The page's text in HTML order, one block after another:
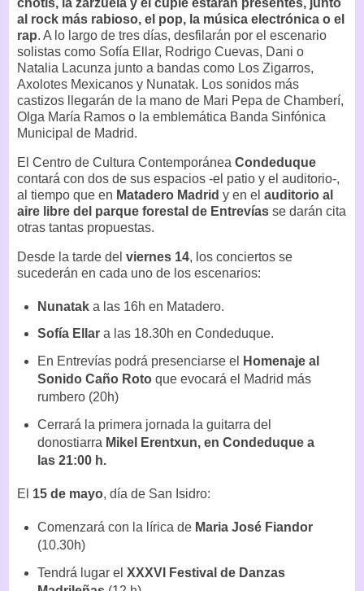
chotis, la zarzuela y el cuplé estarán presentes, junto
al rock más rabioso, el pop, la música electrónica o el
rap. A lo largo de tres días, desfilarán por el escenario
solistas como Sofía Ellar, Rodrigo Cuevas, Dani o
Natalia Lacunza junto a bandas como Los Zigarros,
Axolotes Mexicanos y Nunatak. Los sonidos más
castizos llegarán de la mano de Mari Pepa de Chamberí,
Olga María Ramos o la emblemática Banda Sinfónica
Municipal de Madrid.
El Centro de Cultura Contemporánea Condeduque
contará con dos de sus espacios -el patio y el auditorio-,
al tiempo que en Matadero Madrid y en el auditorio al
aire libre del parque forestal de Entrevías se darán cita
otras tantas propuestas.
Desde la tarde del viernes 14, los conciertos se
sucederán en cada uno de los escenarios:
Nunataka las 16h en Matadero.
Sofía Ellar a las 18.30h en Condeduque.
En Entrevías podrá presenciarse el
Homenaje al
Sonido Caño Rotoque evocará el Madrid más
rumbero (20h)
Cerrará la primera jornada la guitarra del
donostiarra Mikel Erentxun, en Condeduque a
las 21:00 h.
El 15 de mayo, día de San Isidro:
Comenzará con la lírica de Maria José Fiandor
(10.30h)
Tendrá lugar el XXXVI Festival de Danzas